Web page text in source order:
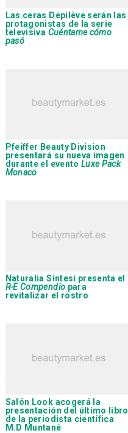
Las ceras Depilève serán las
protagonistas de la serie
televisiva Cuéntame cómo
pasó
Pfeiffer Beauty Division
presentará su nueva imagen
durante el evento Luxe Pack
Monaco
Naturalia Sintesi presenta el
R-E Compendio para
revitalizar el rostro
Salón Look acogerá la
presentación del último libro
de la periodista científica
M.D Muntané